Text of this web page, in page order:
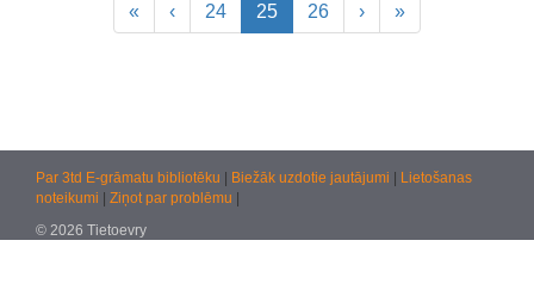
« ‹ 24 25 26 › »
Par 3td E-grāmatu bibliotēku Biežāk uzdotie jautājumi
Lietošanas
noteikumi
Ziņot par problēmu
© 2026 Tietoevry